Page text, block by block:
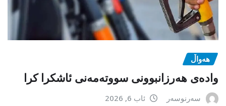
هەواڵ
وادەی هەرزانبوونی سووتەمەنی ئاشکرا کرا
سەرنوسەر ئاب 6, 2026